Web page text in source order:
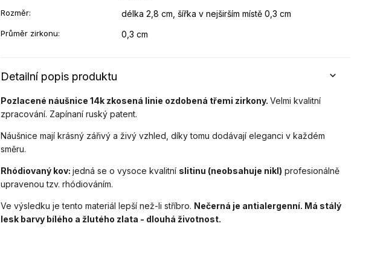
Detailní popis produktu
Pozlacené náušnice 14k zkosená linie ozdobená třemi zirkony.Velmi kvalitní
zpracování. Zapínaní ruský patent.
Náušnice mají krásný zářivý a živý vzhled, díky tomu dodávají eleganci v každém
směru.
Rhódiovaný kov:jedná se o vysoce kvalitní slitinu (neobsahuje nikl) profesionálně
upravenou tzv. rhódiováním.
Ve výsledku je tento materiál lepší než-li stříbro. Nečerná je antialergenní. Má stálý
lesk barvy bílého a žlutého zlata - dlouhá životnost.
Rozměr: délka 2,8 cm, šířka v nejširším místě 0,3 cm
Průměr zirkonu: 0,3 cm